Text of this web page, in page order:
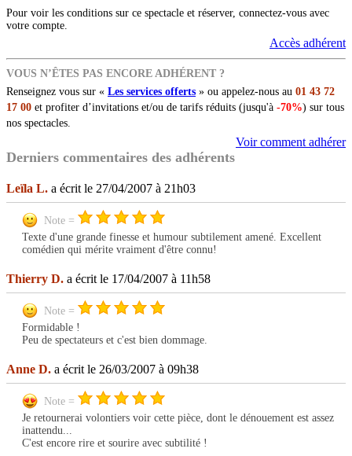
Pour voir les conditions sur ce spectacle et réserver, connectez-vous avec
votre compte.
Accès adhérent
VOUS N’ÊTES PAS ENCORE ADHÉRENT ?
Renseignez vous sur « Les services offerts » ou appelez-nous au 01 43 72
17 00 et profiter d’invitations et/ou de tarifs réduits (jusqu'à -70%) sur tous
nos spectacles.
Voir comment adhérer
Derniers commentaires des adhérents
Leïla L. a écrit le 27/04/2007 à 21h03
Note =
Texte d'une grande finesse et humour subtilement amené. Excellent
comédien qui mérite vraiment d'être connu!
Thierry D. a écrit le 17/04/2007 à 11h58
Note =
Formidable !
Peu de spectateurs et c'est bien dommage.
Anne D. a écrit le 26/03/2007 à 09h38
Note =
Je retournerai volontiers voir cette pièce, dont le dénouement est assez
inattendu...
C'est encore rire et sourire avec subtilité !